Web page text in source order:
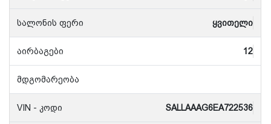
სალონის ფერი ყვითელი
აირბაგები 12
მდგომარეობა
VIN - კოდი SALLAAAG6EA722536